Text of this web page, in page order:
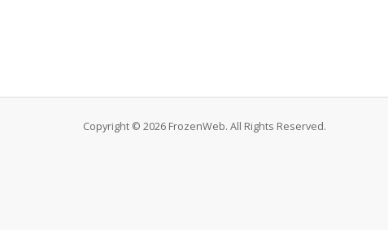
Copyright © 2026 FrozenWeb. All Rights Reserved.